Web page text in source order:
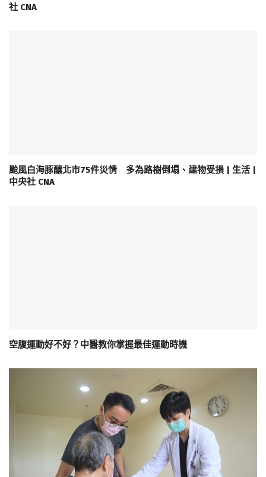
社 CNA
颱風白海豚釀北市75件災情 多為路樹倒塌、建物受損 | 生活 |
中央社 CNA
空腹運動好不好？中醫教你掌握最佳運動時機